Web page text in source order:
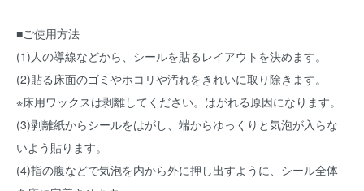
■ご使用方法
(1)人の導線などから、シールを貼るレイアウトを決めます。
(2)貼る床面のゴミやホコリや汚れをきれいに取り除きます。
※床用ワックスは剥離してください。はがれる原因になります。
(3)剥離紙からシールをはがし、端からゆっくりと気泡が入らな
いよう貼ります。
(4)指の腹などで気泡を内から外に押し出すように、シール全体